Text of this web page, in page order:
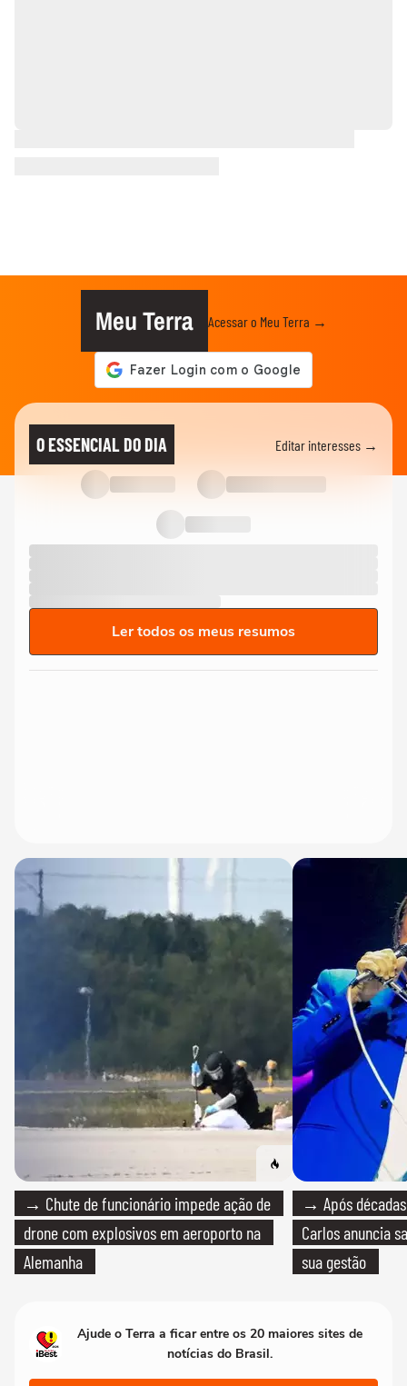
Meu Terra Acessar o Meu Terra →
O ESSENCIAL DO DIA Editar interesses →
Ler todos os meus resumos
→ Chute de funcionário impede ação de
drone com explosivos em aeroporto na
Alemanha
→ Após
Carlos anuncia
sua gestão
Ajude o Terra a ficar entre os 20 maiores sites de
notícias do Brasil.